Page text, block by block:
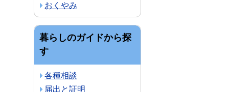
おくやみ
暮らしのガイドから探
す
各種相談
届出と証明